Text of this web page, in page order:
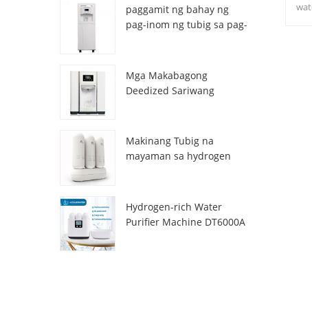
paggamit ng bahay ng
pag-inom ng tubig sa pag-
Mga Makabagong
Deedized Sariwang
ZL9510W
Makinang Tubig na
mayaman sa hydrogen
Hydrogen-rich Water
Purifier Machine DT6000A